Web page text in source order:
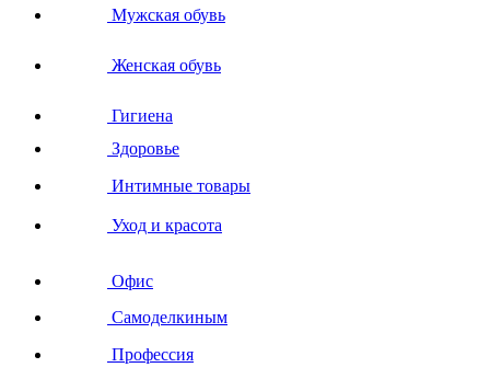
Мужская обувь
Женская обувь
Гигиена
Здоровье
Интимные товары
Уход и красота
Офис
Самоделкиным
Профессия